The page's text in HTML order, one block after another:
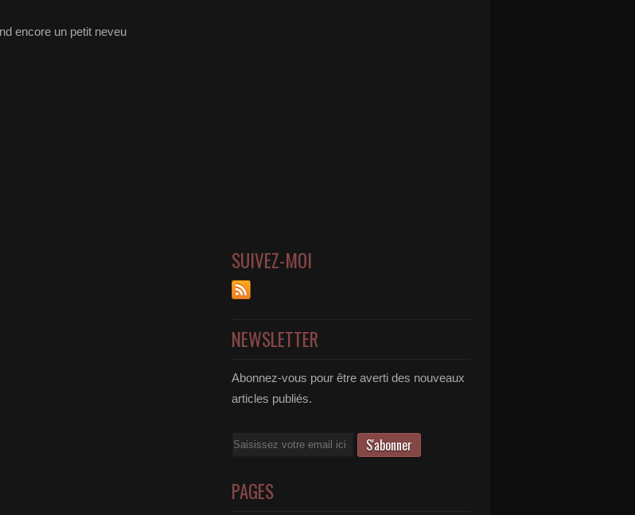
encore un petit neveu
SUIVEZ-MOI
NEWSLETTER
Abonnez-vous pour être averti des nouveaux
articles publiés.
Email
PAGES